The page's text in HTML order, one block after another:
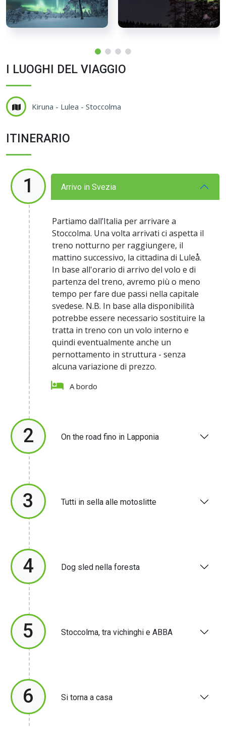
I LUOGHI DEL VIAGGIO
Kiruna - Lulea - Stoccolma
ITINERARIO
1 Arrivo in Svezia
Partiamo dall’Italia per arrivare a
Stoccolma. Una volta arrivati ci aspetta il
treno notturno per raggiungere, il
mattino successivo, la cittadina di Luleå.
In base all'orario di arrivo del volo e di
partenza del treno, avremo più o meno
tempo per fare due passi nella capitale
svedese. N.B. In base alla disponibilità
potrebbe essere necessario sostituire la
tratta in treno con un volo interno e
quindi eventualmente anche un
pernottamento in struttura - senza
alcuna variazione di prezzo.
A bordo
2 On the road fino in Lapponia
3 Tutti in sella alle motoslitte
4 Dog sled nella foresta
5 Stoccolma, tra vichinghi e ABBA
6 Si torna a casa